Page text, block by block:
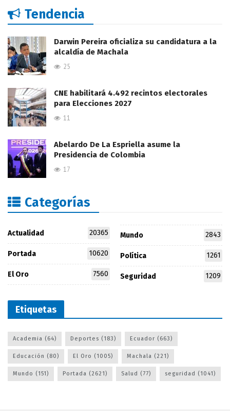
Tendencia
Darwin Pereira oficializa su candidatura a la
alcaldía de Machala
25
CNE habilitará 4.492 recintos electorales
para Elecciones 2027
11
Abelardo De La Espriella asume la
Presidencia de Colombia
17
Categorías
Actualidad 20365
Portada 10620
El Oro 7560
Mundo 2843
Política 1261
Seguridad 1209
Etiquetas
Academia (64) Deportes (183) Ecuador (663)
Educación (80) El Oro (1005) Machala (221)
Mundo (151) Portada (2621) Salud (77) seguridad (1041)